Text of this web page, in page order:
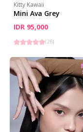
Kitty Kawaii
Mini Ava Grey
IDR 95,000
(26)